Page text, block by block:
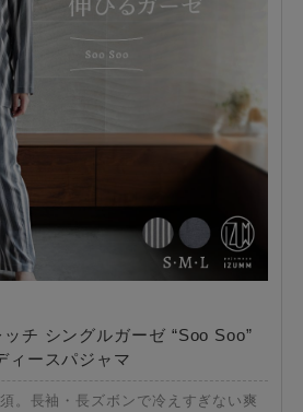
チ シングルガーゼ “Soo Soo”
ィースパジャマ
。長袖・長ズボンで冷えすぎない爽